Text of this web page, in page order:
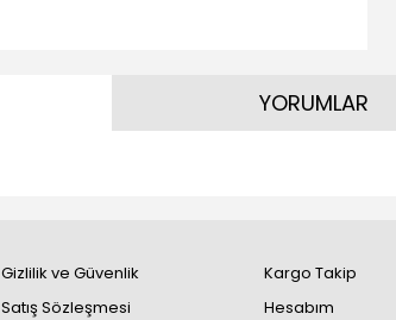
YORUMLAR
Gizlilik ve Güvenlik
Satış Sözleşmesi
Kargo Takip
Hesabım